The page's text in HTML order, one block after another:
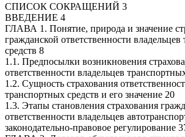
СПИСОК СОКРАЩЕНИЙ 3
ВВЕДЕНИЕ 4
ГЛАВА 1. Понятие, природа и значение
гражданской ответственности
средств 8
1.1. Предпосылки возникновения
ответственности владельцев
1.2. Сущность страхования
транспортных средств и его значение 20
1.3. Этапы становления страхования
ответственности владельцев
законодательно-правовое регулирование